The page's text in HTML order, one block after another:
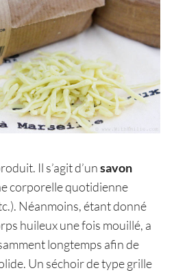
Il s’agit d’unsavon
corporelle quotidienne
Néanmoins, étant donné
huileux une fois mouillé, a
longtemps afin de
Un séchoir de type grille